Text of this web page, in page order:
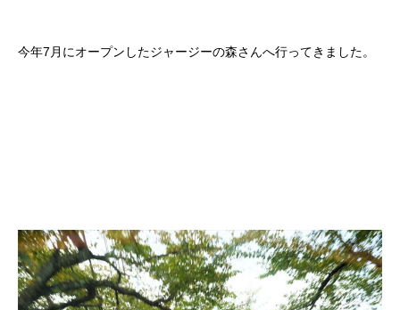
今年7月にオープンしたジャージーの森さんへ行ってきました。